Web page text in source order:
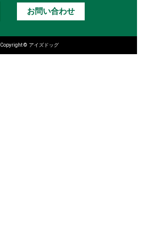
お問い合わせ
Copyright © アイズドッグ